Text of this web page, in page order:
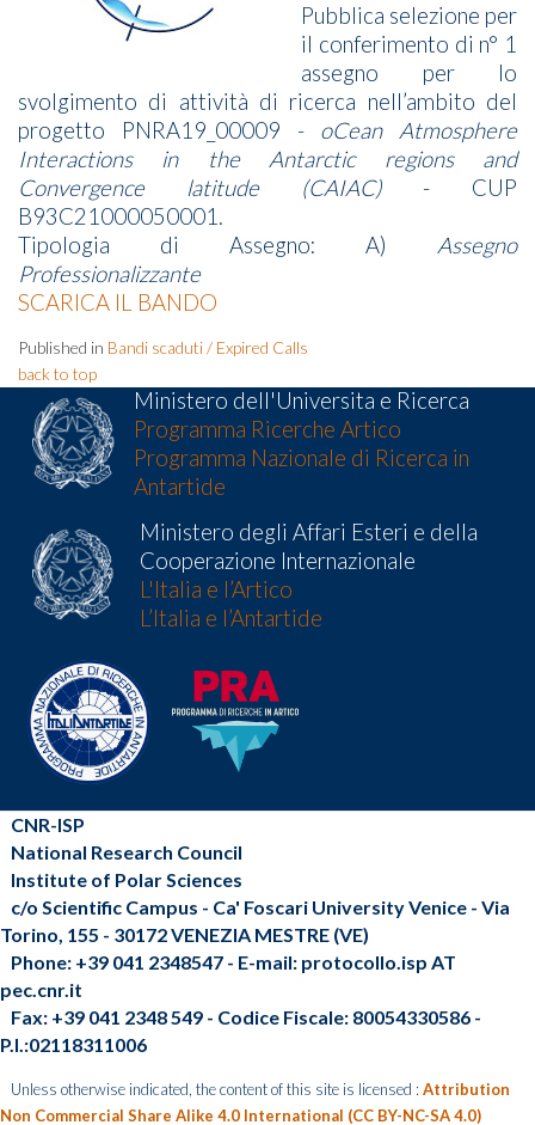
Pubblica selezione per
il conferimento di n° 1
assegno per lo
svolgimento di attività di ricerca nell’ambito del
progetto PNRA19_00009 - oCean Atmosphere
Interactions in the Antarctic regions and
Convergence latitude (CAIAC)- CUP
B93C21000050001.
Tipologia di Assegno: A) Assegno
Professionalizzante
SCARICA IL BANDO
Published in Bandi scaduti / Expired Calls
back to top
Ministero dell'Universita e Ricerca
Programma Ricerche Artico
Programma Nazionale di Ricerca in
Antartide
Ministero degli Affari Esteri e della
Cooperazione Internazionale
L'Italia e l’Artico
L’Italia e l’Antartide
CNR-ISP
National Research Council
Institute of Polar Sciences
c/o Scientific Campus - Ca' Foscari University Venice - Via
Torino, 155 - 30172 VENEZIA MESTRE (VE)
Phone: +39 041 2348547 - E-mail: protocollo.isp AT
pec.cnr.it
Fax: +39 041 2348 549 - Codice Fiscale: 80054330586 -
P.I.:02118311006
Unless otherwise indicated, the content of this site is licensed : Attribution
Non Commercial Share Alike 4.0 International (CC BY-NC-SA 4.0)